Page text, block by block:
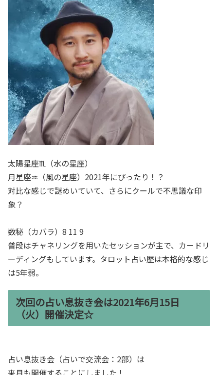
太陽星座♏（水の星座）
月星座♒（風の星座）2021年にぴったり！？
対比な感じで謎めいていて、さらにクールで不思議な印
象？
数秘（カバラ）8 11 9
普段はチャネリングを用いたセッションが主で、カードリ
ーディングもしています。タロット占い歴は本格的な感じ
は5年弱。
次回の占い息抜き会は2021年6月15日
（火）開催決定☆
占い息抜き会（占いで交流会：2部）は